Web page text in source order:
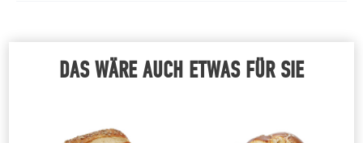
DAS WÄRE AUCH ETWAS FÜR SIE